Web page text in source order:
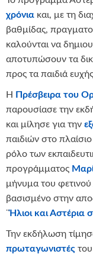
χρόνια και, με τη
βαθμίδας,
καλούνται να
αποτυπώσουν τα
προς τα παιδιά
Η Πρέσβειρα του
παρουσίασε την
και μίλησε για την
παιδιών στο
ρόλο των
προγράμματος
μήνυμα του φετινού
βασισμένο στην
¨Ήλιοι και Αστέρια
Την εκδήλωση
πρωταγωνιστές